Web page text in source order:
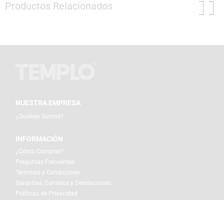
Productos Relacionados
NUESTRA EMPRESA
¿Quiénes Somos?
INFORMACIÓN
¿Cómo Comprar?
Preguntas Frecuentes
Términos y Condiciones
Garantías, Cambios y Devoluciones
Políticas de Privacidad